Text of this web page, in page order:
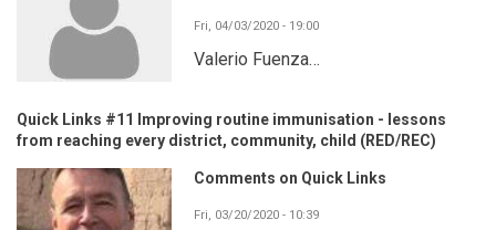
Fri, 04/03/2020 - 19:00
Valerio Fuenza…
Quick Links #11 Improving routine immunisation - lessons
from reaching every district, community, child (RED/REC)
Comments on Quick Links
Fri, 03/20/2020 - 10:39